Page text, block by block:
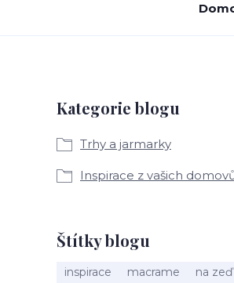
Kategorie blogu
Trhy a jarmarky
Inspirace z vašich
Štítky blogu
inspirace macrame
na zeď